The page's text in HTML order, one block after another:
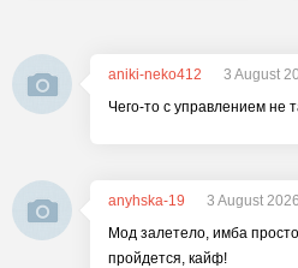
aniki-neko412
3 August
Чего-то с управлением не
anyhska-19
3 August
Мод залетело, имба
пройдется, кайф!